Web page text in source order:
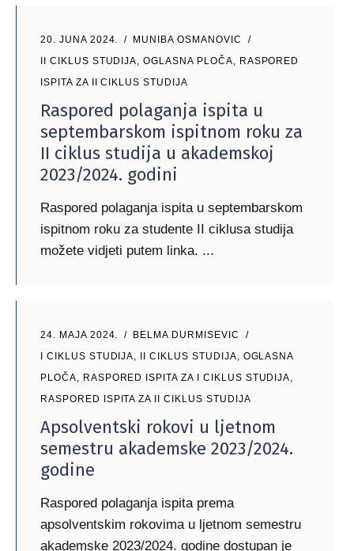
20. JUNA 2024.
MUNIBA OSMANOVIC
II CIKLUS STUDIJA,OGLASNA PLOČA, RASPORED
ISPITA ZA II CIKLUS STUDIJA
Raspored polaganja ispita u
septembarskom ispitnom roku za
II ciklus studija u akademskoj
2023/2024. godini
Raspored polaganja ispita u septembarskom
ispitnom roku za studente II ciklusa studija
možete vidjeti putem linka.
24. MAJA 2024.
BELMA DURMISEVIC
I CIKLUS STUDIJA, II CIKLUS STUDIJA, OGLASNA
PLOČA, RASPORED ISPITA ZA I CIKLUS STUDIJA,
RASPORED ISPITA ZA II CIKLUS STUDIJA
Apsolventski rokovi u ljetnom
semestru akademske 2023/2024.
godine
Raspored polaganja ispita prema
apsolventskim rokovima u ljetnom semestru
akademske 2023/2024. godine dostupan je